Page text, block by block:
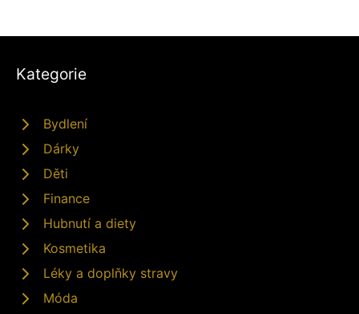
Kategorie
Bydlení
Dárky
Děti
Finance
Hubnutí a diety
Kosmetika
Léky a doplňky stravy
Móda